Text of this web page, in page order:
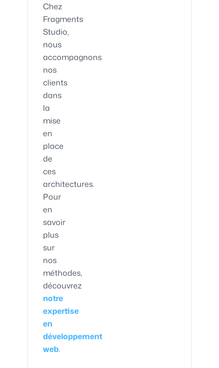
Chez
Fragments
Studio,
nous
accompagnons
nos
clients
dans
la
mise
en
place
de
ces
architectures.
Pour
en
savoir
plus
sur
nos
méthodes,
découvrez
notre
expertise
en
développement
web.